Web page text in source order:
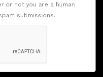
or not you are a human
submissions.